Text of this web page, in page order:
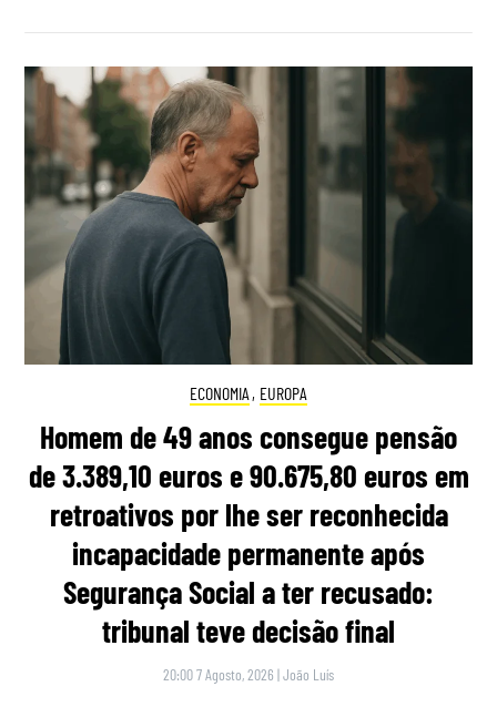
ECONOMIA , EUROPA
Homem de 49 anos consegue pensão
de 3.389,10 euros e 90.675,80 euros em
retroativos por lhe ser reconhecida
incapacidade permanente após
Segurança Social a ter recusado:
tribunal teve decisão final
20:00 7 Agosto, 2026 |João Luís